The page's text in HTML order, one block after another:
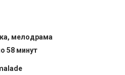
мелодрама
58 минут